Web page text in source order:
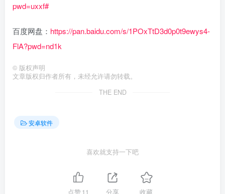
pwd=uxxf#
百度网盘： https://pan.baidu.com/s/1POxTtD3d0p0t9ewys4-
FlA?pwd=nd1k
© 版权声明
文章版权归作者所有，未经允许请勿转载。
THE END
安卓软件
喜欢就支持一下吧
点赞11 分享 收藏